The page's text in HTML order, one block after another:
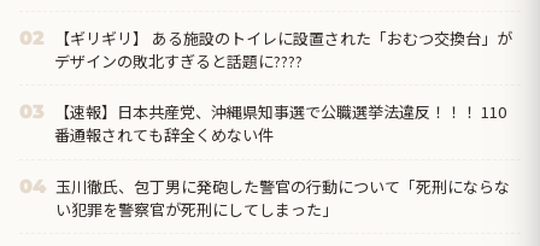
02
【ギリギリ】 ある施設のトイレに設置された「おむつ交換台」が
デザインの敗北すぎると話題に????
03
【速報】日本共産党、沖縄県知事選で公職選挙法違反！！！ 110
番通報されても辞全くめない件
04 玉川徹氏、包丁男に発砲した警官の行動について「死刑にならな
い犯罪を警察官が死刑にしてしまった」